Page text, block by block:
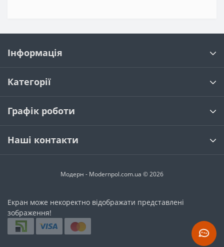
Інформація
Категорії
Графік роботи
Наші контакти
Модерн - Modernpol.com.ua © 2026
Екран може некоректно відображати представлені
зображення!